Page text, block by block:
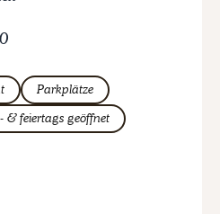
Parkplätze
& feiertags geöffnet